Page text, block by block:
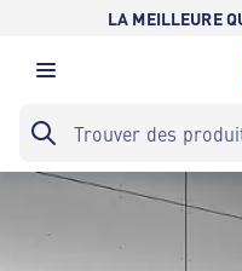
LA MEILLEURE